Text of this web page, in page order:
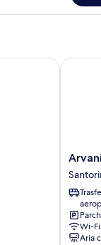
Cave
Village
Wi-
Aria